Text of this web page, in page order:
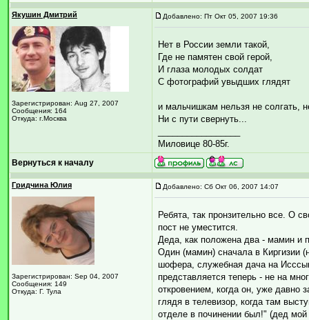
Якушин Дмитрий
Зарегистрирован: Aug 27, 2007
Сообщения: 164
Откуда: г.Москва
Добавлено: Пт Окт 05, 2007 19:36
Нет в России земли такой,
Где не памятен свой герой,
И глаза молодых солдат
С фотографий увыдших глядят
и мальчишкам нельзя не солгать,
Ни с пути свернуть...
Миловице 80-85г.
Вернуться к началу
Гридчина Юлия
Зарегистрирован: Sep 04, 2007
Сообщения: 149
Откуда: Г. Тула
Добавлено: Сб Окт 06, 2007 14:07
Ребята, так пронзительно все. О
пост не уместится.
Деда, как положена два - мамин и
Один (мамин) сначала в Киргизии
шофера, служебная дача на
представляется теперь - не на
откровением, когда он, уже давно
глядя в телевизор, когда там
отделе в починении был!" (дед